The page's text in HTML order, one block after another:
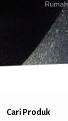
Rumah
Cari Produk